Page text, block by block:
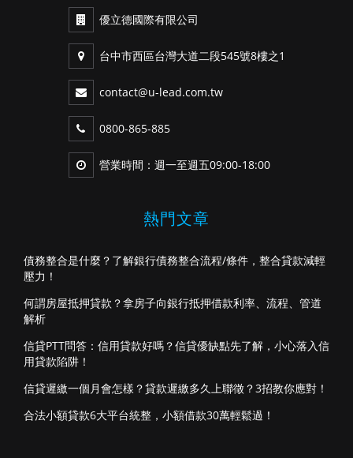
優立德國際有限公司
台中市西區台灣大道二段545號8樓之1
contact@u-lead.com.tw
0800-865-885
營業時間：週一至週五09:00-18:00
熱門文章
債務整合是什麼？了解銀行債務整合流程/條件，整合貸款減輕
壓力！
何謂房屋抵押貸款？拿房子向銀行抵押借款利率、流程、管道
解析
信貸PTT問答：信用貸款好嗎？信貸優缺點先了解，小心落入信
用貸款陷阱！
信貸遲繳一個月會怎樣？貸款遲繳多久上聯徵？3招教你應對！
合法小額貸款6大平台統整，小額借款30萬輕鬆過！